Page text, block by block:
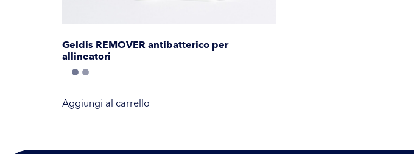
Geldis REMOVER antibatterico per
allineatori
Aggiungi al carrello